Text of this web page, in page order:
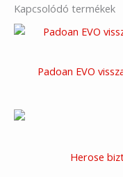
Kapcsolódó termékek
Padoan EVO
Herose